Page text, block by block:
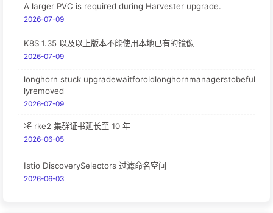
A larger PVC is required during Harvester upgrade.
2026-07-09
K8S 1.35 以及以上版本不能使用本地已有的镜像
2026-07-09
longhorn stuck upgradewaitforoldlonghornmanagerstobeful
lyremoved
2026-07-09
将 rke2 集群证书延长至 10 年
2026-06-05
Istio DiscoverySelectors 过滤命名空间
2026-06-03